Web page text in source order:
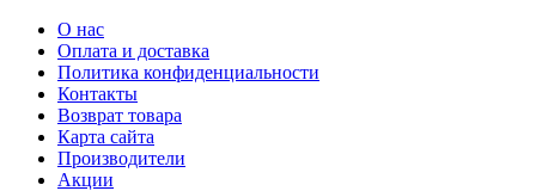
О нас
Оплата и доставка
Политика конфиденциальности
Контакты
Возврат товара
Карта сайта
Производители
Акции